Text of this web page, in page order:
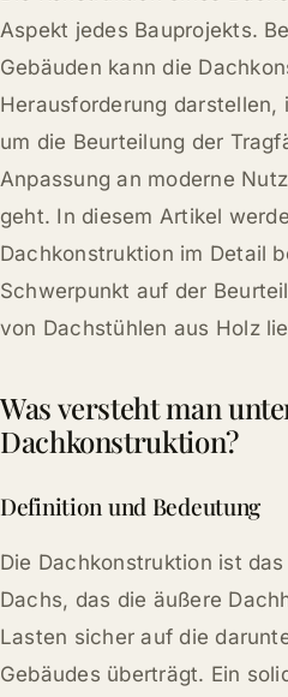
Aspekt jedes Bauprojekts.
Gebäuden kann die
Herausforderung darstellen,
um die Beurteilung der
Anpassung an moderne
geht. In diesem Artikel
Dachkonstruktion im Detail
Schwerpunkt auf der
von Dachstühlen aus Holz
Was versteht man
Dachkonstruktion?
Definition und Bedeutung
Die Dachkonstruktion ist
Dachs, das die äußere
Lasten sicher auf die
Gebäudes überträgt. Ein